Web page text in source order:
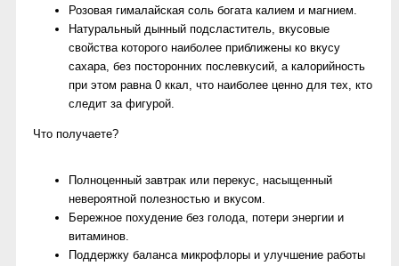
Розовая гималайская соль богата калием и магнием.
Натуральный дынный подсластитель, вкусовые
свойства которого наиболее приближены ко вкусу
сахара, без посторонних послевкусий, а калорийность
при этом равна 0 ккал, что наиболее ценно для тех, кто
следит за фигурой.
Что получаете?
Полноценный завтрак или перекус, насыщенный
невероятной полезностью и вкусом.
Бережное похудение без голода, потери энергии и
витаминов.
Поддержку баланса микрофлоры и улучшение работы